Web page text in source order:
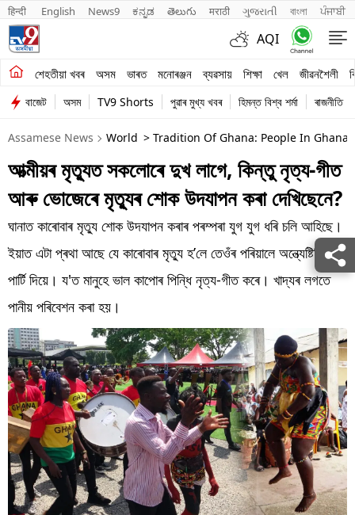
हिन्दी English News9 ಕನ್ನಡ తెలుగు मराठी ગુજરાતી বাংলা ਪੰਜਾਬੀ
AQI
শেহতীয়া খবৰ অসম ভাৰত মনোৰঞ্জন ব্যৱসায় শিক্ষা খেল জীৱনশৈলী
শেহতীয়া খবৰ
অসম
ভাৰত
মনোৰঞ্জন
শিক্ষা
খেল
জীৱনশৈলী
বিশ্ব
প্ৰযুক্তি
Videos
বাজেট অসম TV9 Shorts পুৱাৰ মুখ্য খবৰ হিমন্ত বিশ্ব শৰ্মা ৰাজনীতি
Assamese News World > Tradition Of Ghana: People In
আত্মীয়ৰ মৃত্যুত সকলোৰে দুখ লাগে, কিন্তু নৃত্য-গীত
আৰু ভোজেৰে মৃত্যুৰ শোক উদযাপন কৰা দেখিছেনে?
ঘানাত কাৰোবাৰ মৃত্যু শোক উদযাপন কৰাৰ পৰম্পৰা যুগ যুগ ধৰি চলি আহিছে।
ইয়াত এটা প্ৰথা আছে যে কাৰোবাৰ মৃত্যু হ’লে তেওঁৰ পৰিয়ালে অন্ত্যেষ্টিক্ৰিয়াৰ
পাৰ্টি দিয়ে। য'ত মানুহে ভাল কাপোৰ পিন্ধি নৃত্য-গীত কৰে। খাদ্যৰ লগতে
পানীয় পৰিবেশন কৰা হয়।